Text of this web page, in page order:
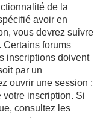
de la
avoir en
vous devrez suivre
Certains forums
inscriptions doivent
par un
ouvrir une session ;
votre inscription. Si
consultez les